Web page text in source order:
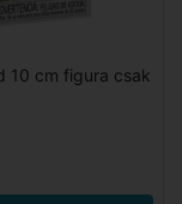
10 cm figura csak